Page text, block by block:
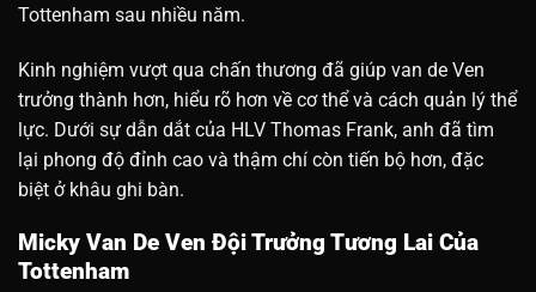
Tottenham sau nhiều năm.
Kinh nghiệm vượt qua chấn thương đã giúp van de Ven
trưởng thành hơn, hiểu rõ hơn về cơ thể và cách quản lý thể
lực. Dưới sự dẫn dắt của HLV Thomas Frank, anh đã tìm
lại phong độ đỉnh cao và thậm chí còn tiến bộ hơn, đặc
biệt ở khâu ghi bàn.
Micky Van De Ven Đội Trưởng Tương Lai Của
Tottenham